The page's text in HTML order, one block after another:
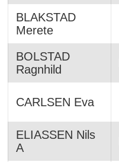
BLAKSTAD
Merete
BOLSTAD
Ragnhild
CARLSEN Eva
ELIASSEN Nils
A